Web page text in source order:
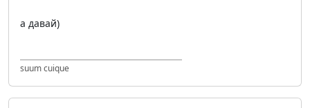
а давай)
suum cuique